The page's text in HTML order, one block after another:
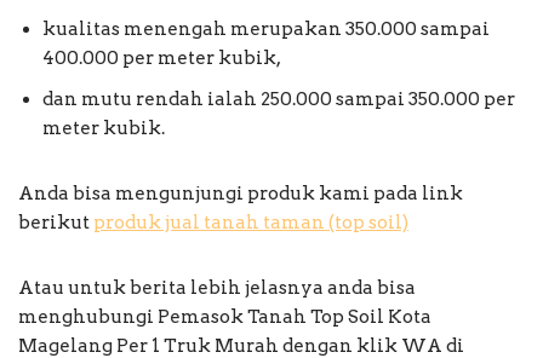
kualitas menengah merupakan 350.000 sampai
400.000 per meter kubik,
dan mutu rendah ialah 250.000 sampai 350.000 per
meter kubik.
Anda bisa mengunjungi produk kami pada link
berikut produk jual tanah taman (top soil)
Atau untuk berita lebih jelasnya anda bisa
menghubungi Pemasok Tanah Top Soil Kota
Magelang Per 1 Truk Murah dengan klik WA di